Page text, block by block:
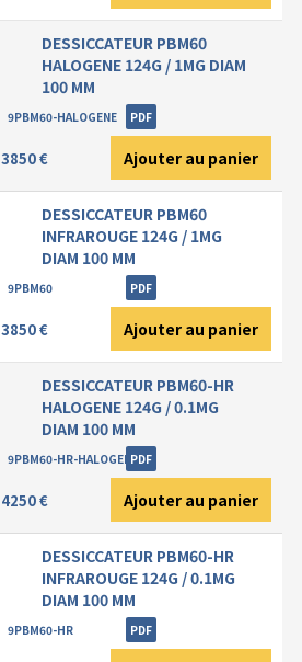
DESSICCATEUR PBM60
HALOGENE 124G / 1MG DIAM
100 MM
9PBM60-HALOGENE PDF
3850 € Ajouter au panier
DESSICCATEUR PBM60
INFRAROUGE 124G / 1MG
DIAM 100 MM
9PBM60 PDF
3850 € Ajouter au panier
DESSICCATEUR PBM60-HR
HALOGENE 124G / 0.1MG
DIAM 100 MM
9PBM60-HR-HALOGENEPDF
4250 € Ajouter au panier
DESSICCATEUR PBM60-HR
INFRAROUGE 124G / 0.1MG
DIAM 100 MM
9PBM60-HR PDF